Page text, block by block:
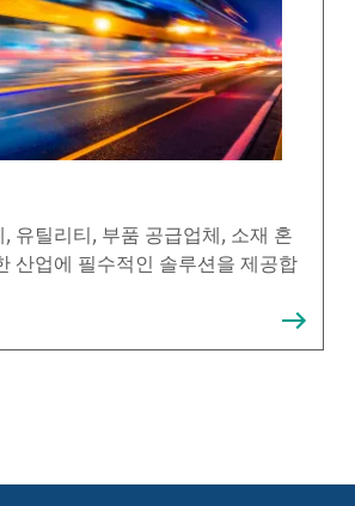
유틸리티, 부품 공급업체, 소재 혼
산업에 필수적인 솔루션을 제공합